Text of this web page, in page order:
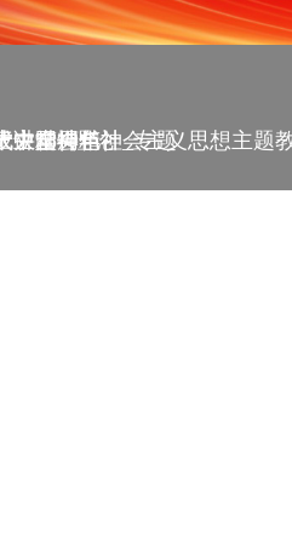
立75周年
中全会精神_专题
讲堂--理论
大精神
中国特色社会主义思想主题